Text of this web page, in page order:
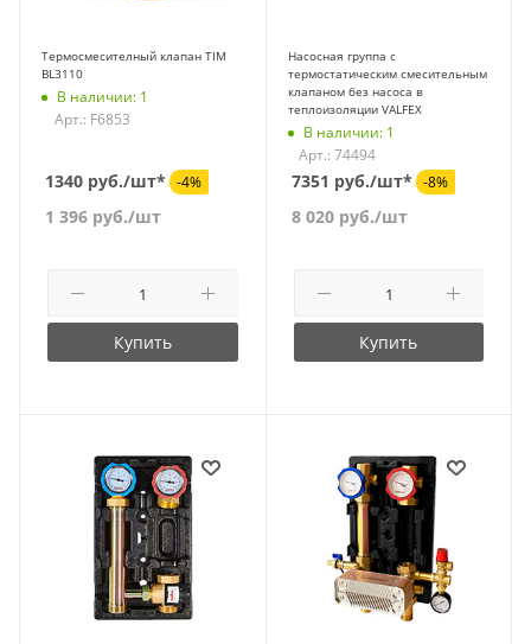
Термосмесителный клапан TIM
BL3110
В наличии: 1
Арт.: F6853
1340 руб./шт* -4%
1 396 руб./шт
Купить
Насосная группа с
термостатическим смесительным
клапаном без насоса в
теплоизоляции VALFEX
В наличии: 1
Арт.: 74494
7351 руб./шт* -8%
8 020руб./шт
Купить